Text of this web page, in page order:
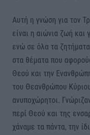
Αυτή η γνώση για τον
είναι η αιώνια ζωή και
ενώ σε όλα τα
στα θέματα που
Θεού και την
του Θεανθρώπου
ανυποχώρητοι.
περί Θεού και της
χάναμε τα πάντα, την